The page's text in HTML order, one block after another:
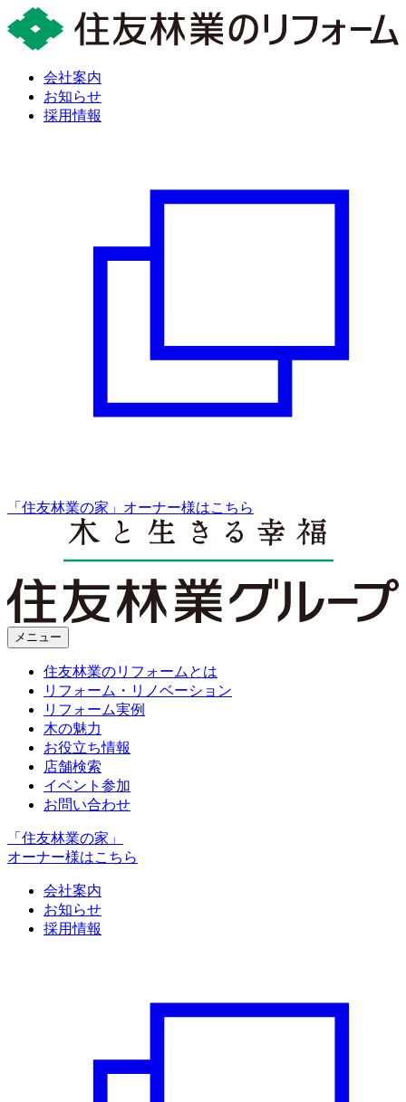
会社案内
お知らせ
採用情報
「住友林業の家」オーナー様はこちら
メニュー
住友林業のリフォームとは
リフォーム・リノベーション
リフォーム実例
木の魅力
お役立ち情報
店舗検索
イベント参加
お問い合わせ
「住友林業の家」
オーナー様はこちら
会社案内
お知らせ
採用情報